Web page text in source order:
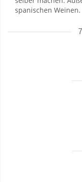
spanischen Weinen.